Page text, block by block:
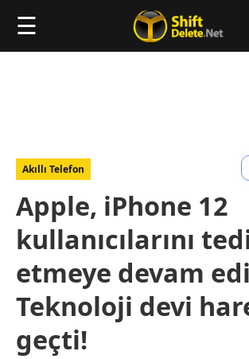
☰
Akıllı Telefon
Apple, iPhone 12
kullanıcılarını
etmeye devam
Teknoloji devi
geçti!